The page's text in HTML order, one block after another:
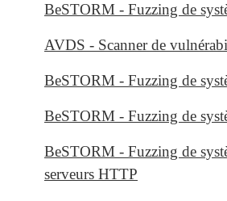
BeSTORM - Fuzzing de
AVDS - Scanner de
BeSTORM - Fuzzing de
BeSTORM - Fuzzing de
BeSTORM - Fuzzing de
serveurs HTTP